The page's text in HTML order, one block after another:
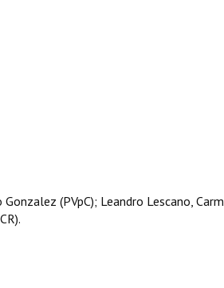
(PVpC); Leandro Lescano,